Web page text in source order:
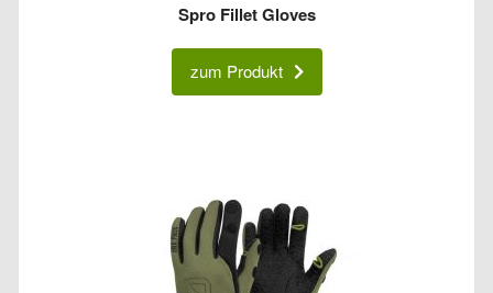
Spro Fillet Gloves
zum Produkt